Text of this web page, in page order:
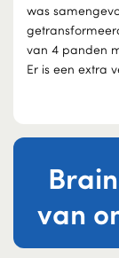
was
van 4 panden
Er is een extra
van